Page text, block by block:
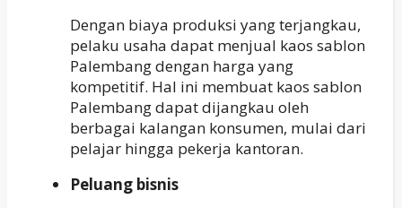
Dengan biaya produksi yang terjangkau,
pelaku usaha dapat menjual kaos sablon
Palembang dengan harga yang
kompetitif. Hal ini membuat kaos sablon
Palembang dapat dijangkau oleh
berbagai kalangan konsumen, mulai dari
pelajar hingga pekerja kantoran.
Peluang bisnis